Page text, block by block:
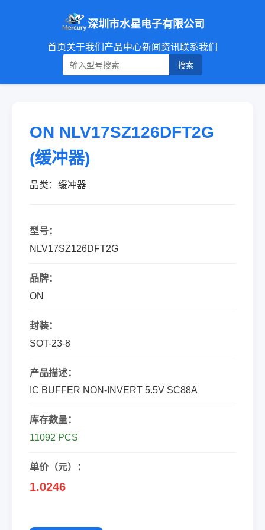
深圳市水星电子有限公司
首页关于我们 产品中心新闻资讯联系我们
搜索
ON NLV17SZ126DFT2G
(缓冲器)
品类：缓冲器
型号：
NLV17SZ126DFT2G
品牌：
ON
封装：
SOT-23-8
产品描述：
IC BUFFER NON-INVERT 5.5V SC88A
库存数量：
11092 PCS
单价（元）：
1.0246